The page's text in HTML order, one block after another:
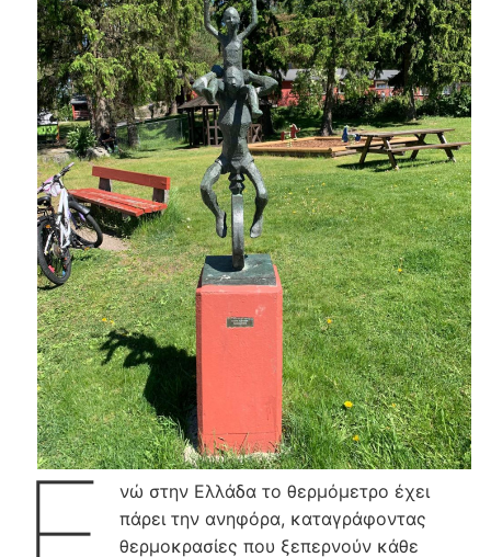
νώ στην Ελλάδα το θερμόμετρο έχει
πάρει την ανηφόρα, καταγράφοντας
θερμοκρασίες που ξεπερνούν κάθε